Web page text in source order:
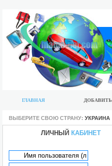
ГЛАВНАЯ ДОБАВИТЬ
ВЫБЕРИТЕ СВОЮ СТРАНУ: УКРАИНА
ЛИЧНЫЙ КАБИНЕТ